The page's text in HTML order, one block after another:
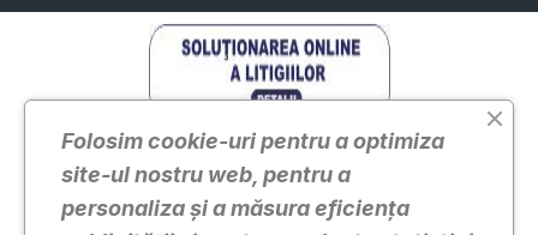
Solutionarea Online a Litigiilor Solutionarea Online a
Litigiilor TamunaR Online
Folosim cookie-uri pentru a optimiza
site-ul nostru web, pentru a
personaliza și a măsura eficiența